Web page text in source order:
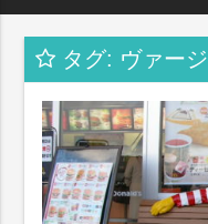
タグ: ヴァー